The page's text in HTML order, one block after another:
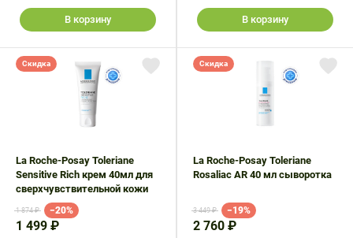
В корзину В корзину
Скидка
La Roche-Posay Toleriane
Sensitive Rich крем 40мл для
сверхчувствительной кожи
1 874 ₽ −20%
1 499 ₽
Скидка
La Roche-Posay Toleriane
Rosaliac AR 40 мл сыворотка
3 449 ₽ −19%
2 760 ₽